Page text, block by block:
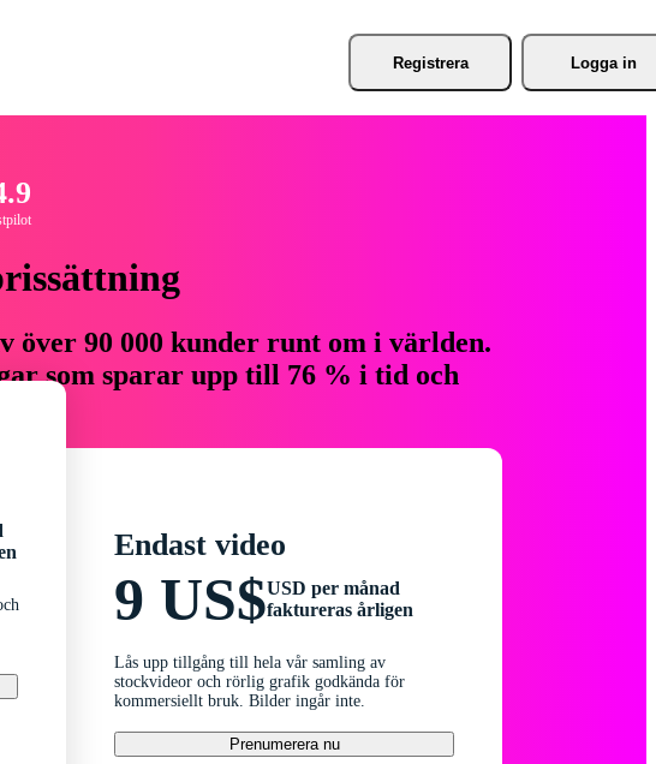
Registrera Logga in
över 90 000 kunder runt om i världen.
som sparar upp till 76 % i tid och
Endast video
9 US$USD per månad
faktureras årligen
Lås upp tillgång till hela vår samling av
stockvideor och rörlig grafik godkända för
kommersiellt bruk. Bilder ingår inte.
Prenumerera nu